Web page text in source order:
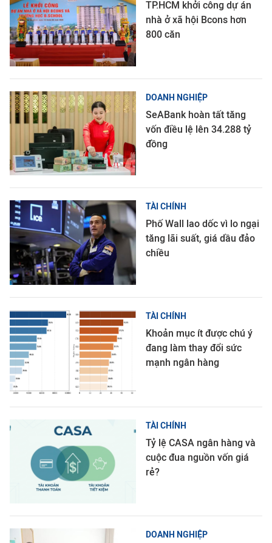
TP.HCM khởi công dự án
nhà ở xã hội Bcons hơn
800 căn
DOANH NGHIỆP
SeABank hoàn tất tăng
vốn điều lệ lên 34.288 tỷ
đồng
TÀI CHÍNH
Phố Wall lao dốc vì lo ngại
tăng lãi suất, giá dầu đảo
chiều
TÀI CHÍNH
Khoản mục ít được chú ý
đang làm thay đổi sức
mạnh ngân hàng
TÀI CHÍNH
Tỷ lệ CASA ngân hàng và
cuộc đua nguồn vốn giá
rẻ?
DOANH NGHIỆP